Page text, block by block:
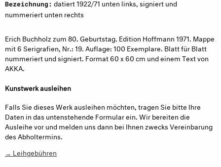
Bezeichnung: datiert 1922/71 unten links, signiert und
nummeriert unten rechts
Erich Buchholz zum 80. Geburtstag. Edition Hoffmann 1971. Mappe
mit 6 Serigrafien, Nr.: 19. Auflage: 100 Exemplare. Blatt für Blatt
nummeriert und signiert. Format 60 x 60 cm und einem Text von
AKKA.
Kunstwerk ausleihen
Falls Sie dieses Werk ausleihen möchten, tragen Sie bitte Ihre
Daten in das untenstehende Formular ein. Wir bereiten die
Ausleihe vor und melden uns dann bei Ihnen zwecks Vereinbarung
des Abholtermins.
→ Leihgebühren